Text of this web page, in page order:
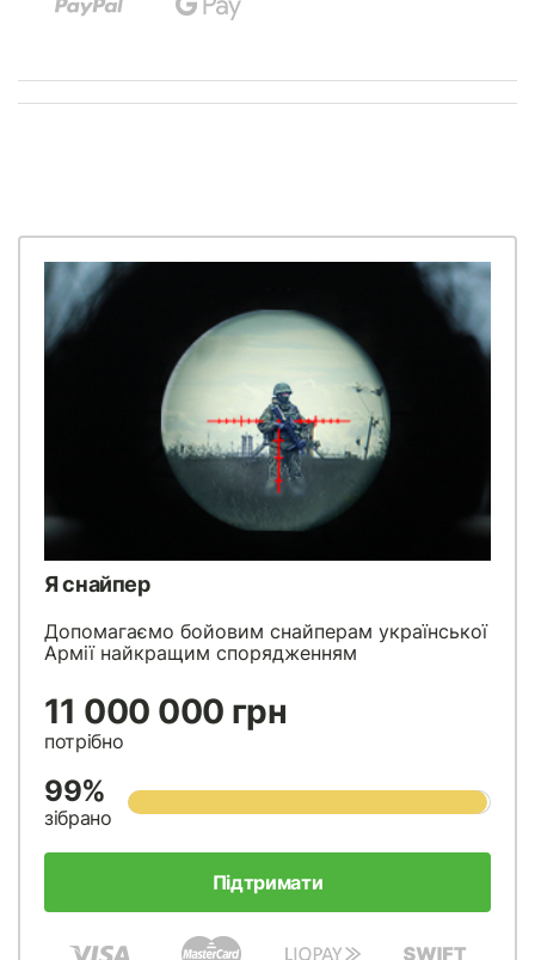
Я снайпер
Допомагаємо бойовим снайперам української
Армії найкращим спорядженням
11 000 000 грн
потрібно
99%
зібрано
Підтримати